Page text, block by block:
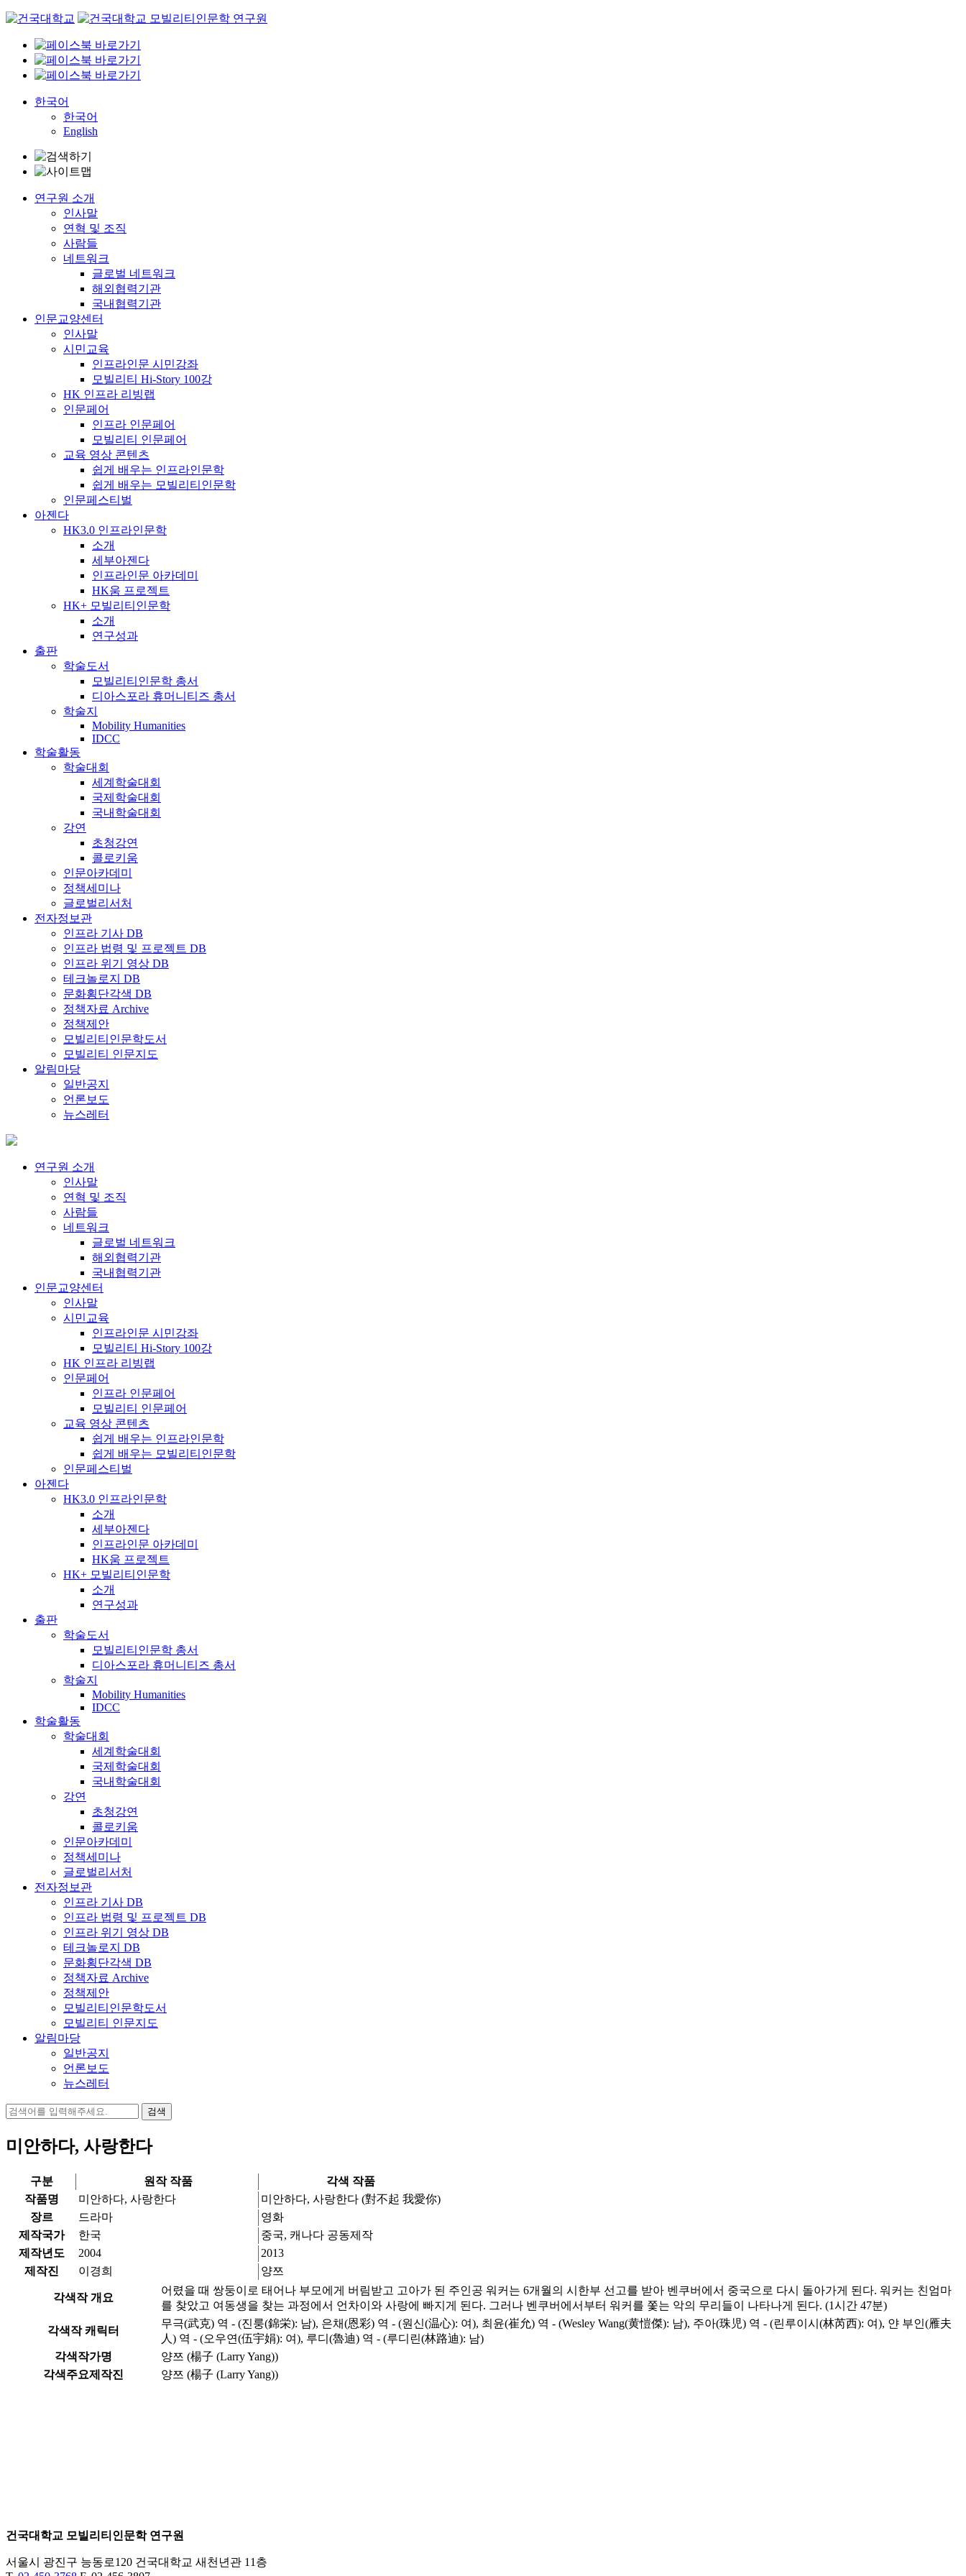
Skip
content
한국어
한국어
English
연구원 소개
인사말
연혁 및 조직
사람들
네트워크
글로벌 네트워크
해외협력기관
국내협력기관
인문교양센터
인사말
시민교육
인프라인문 시민강좌
모빌리티 Hi-Story 100강
HK 인프라 리빙랩
인문페어
인프라 인문페어
모빌리티 인문페어
교육 영상 콘텐츠
쉽게 배우는 인프라인문학
쉽게 배우는 모빌리티인문학
인문페스티벌
아젠다
HK3.0 인프라인문학
소개
세부아젠다
인프라인문 아카데미
HK움 프로젝트
HK+ 모빌리티인문학
소개
연구성과
출판
학술도서
모빌리티인문학 총서
디아스포라 휴머니티즈 총서
학술지
Mobility Humanities
IDCC
학술활동
학술대회
세계학술대회
국제학술대회
국내학술대회
강연
초청강연
콜로키움
인문아카데미
정책세미나
글로벌리서처
전자정보관
인프라 기사 DB
인프라 법령 및 프로젝트 DB
인프라 위기 영상 DB
테크놀로지 DB
문화횡단각색 DB
정책자료 Archive
정책제안
모빌리티인문학도서
모빌리티 인문지도
알림마당
일반공지
언론보도
뉴스레터
연구원 소개
인사말
연혁 및 조직
사람들
네트워크
글로벌 네트워크
해외협력기관
국내협력기관
인문교양센터
인사말
시민교육
인프라인문 시민강좌
모빌리티 Hi-Story 100강
HK 인프라 리빙랩
인문페어
인프라 인문페어
모빌리티 인문페어
교육 영상 콘텐츠
쉽게 배우는 인프라인문학
쉽게 배우는 모빌리티인문학
인문페스티벌
아젠다
HK3.0 인프라인문학
소개
세부아젠다
인프라인문 아카데미
HK움 프로젝트
HK+ 모빌리티인문학
소개
연구성과
출판
학술도서
모빌리티인문학 총서
디아스포라 휴머니티즈 총서
학술지
Mobility Humanities
IDCC
학술활동
학술대회
세계학술대회
국제학술대회
국내학술대회
강연
초청강연
콜로키움
인문아카데미
정책세미나
글로벌리서처
전자정보관
인프라 기사 DB
인프라 법령 및 프로젝트 DB
인프라 위기 영상 DB
테크놀로지 DB
문화횡단각색 DB
정책자료 Archive
정책제안
모빌리티인문학도서
모빌리티 인문지도
알림마당
일반공지
언론보도
뉴스레터
검
미안하다, 사랑한다
구분 원작 작품
각색 작품
작품명
미안하다, 사랑한다
미안하다, 사랑한다 (對不起 我愛你)
장르
드라마
영화
제작국가
한국
중국, 캐나다 공동제작
제작년도
2004
2013
제작진
이경희 양쯔
각색작 개요
어렸을 때 쌍둥이로 태어나 부모에게 버림받고 고아가 된 주인공 워커는 6개월의 시한부 선고를 받아 벤쿠버에서 중국으로 다시 돌아가게 된다. 워커는 친엄마
를 찾았고 여동생을 찾는 과정에서 언차이와 사랑에 빠지게 된다. 그러나 벤쿠버에서부터 워커를 쫓는 악의 무리들이 나타나게 된다. (1시간 47분)
각색작 캐릭터
무극(武克) 역 - (진룽(錦栄): 남), 은채(恩彩) 역 - (원신(温心): 여), 최윤(崔允) 역 - (Wesley Wang(黄愷傑): 남), 주아(珠児) 역 - (린루이시(林芮西): 여), 얀 부인(雁夫
人) 역 - (오우연(伍宇娟): 여), 루디(魯迪) 역 - (루디린(林路迪): 남)
각색작가명
양쯔 (楊子 (Larry Yang))
각색주요제작진
양쯔 (楊子 (Larry Yang))
건국대학교 모빌리티인문학 연구원
서울시 광진구 능동로120 건국대학교 새천년관 11층